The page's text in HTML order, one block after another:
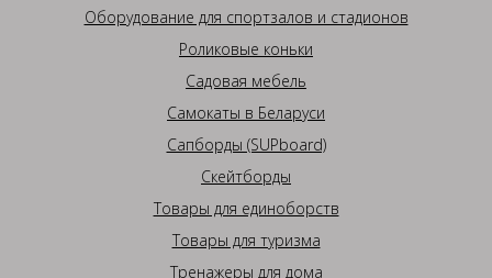
Оборудование для спортзалов и стадионов
Роликовые коньки
Садовая мебель
Самокаты в Беларуси
Сапборды (SUPboard)
Скейтборды
Товары для единоборств
Товары для туризма
Тренажеры для дома